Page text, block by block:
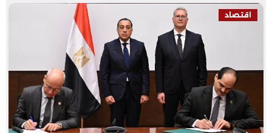
اقتصاد